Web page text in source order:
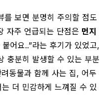
를 보면 분명히 주의할 점도
자주 언급되는 단점은 먼지
어요..”라는 후기가 있었고,
충분히 발생할 수 있는 부분
동물과 함께 사는 집, 어두
더 민감하게 느껴질 수 있